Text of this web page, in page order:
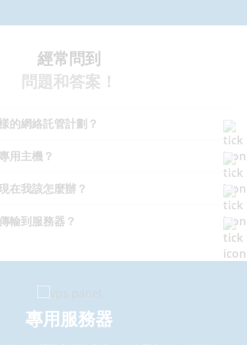
經常問到
問題和答案！
樣的網絡託管計劃？
用主機？
現在我該怎麼辦？
傳輸到服務器？
專用服務器